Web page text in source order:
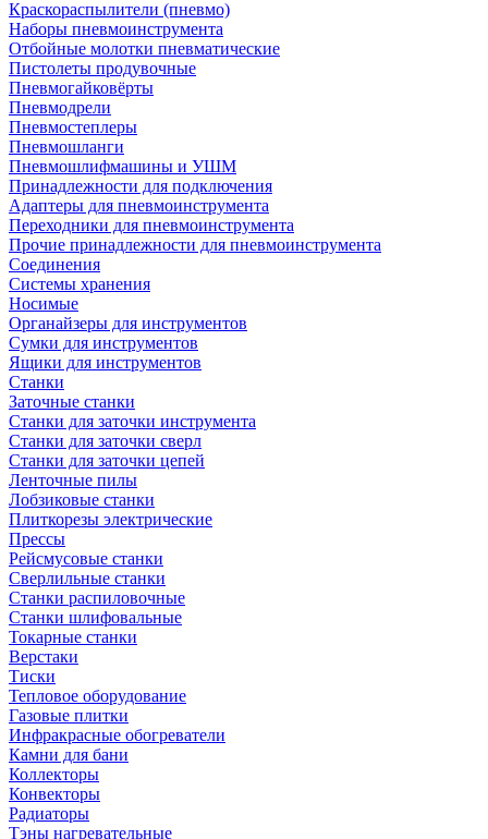
Краскораспылители (пневмо)
Наборы пневмоинструмента
Отбойные молотки пневматические
Пистолеты продувочные
Пневмогайковёрты
Пневмодрели
Пневмостеплеры
Пневмошланги
Пневмошлифмашины и УШМ
Принадлежности для подключения
Адаптеры для пневмоинструмента
Переходники для пневмоинструмента
Прочие принадлежности для пневмоинструмента
Соединения
Системы хранения
Носимые
Органайзеры для инструментов
Сумки для инструментов
Ящики для инструментов
Станки
Заточные станки
Станки для заточки инструмента
Станки для заточки сверл
Станки для заточки цепей
Ленточные пилы
Лобзиковые станки
Плиткорезы электрические
Прессы
Рейсмусовые станки
Сверлильные станки
Станки распиловочные
Станки шлифовальные
Токарные станки
Верстаки
Тиски
Тепловое оборудование
Газовые плитки
Инфракрасные обогреватели
Камни для бани
Коллекторы
Конвекторы
Радиаторы
Тэны нагревательные